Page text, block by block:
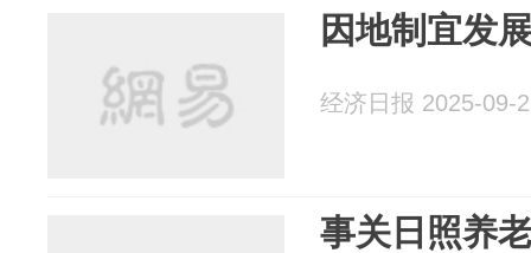
因地制宜发
经济日报 2025-09-
事关日照养